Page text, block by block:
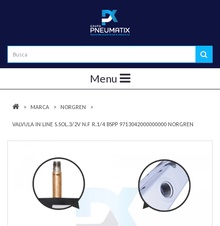
Menu
MARCA NORGREN
VALVULA IN LINE S.SOL.3/2V N.F R.1/4 BSPP 9713042000000000 NORGREN